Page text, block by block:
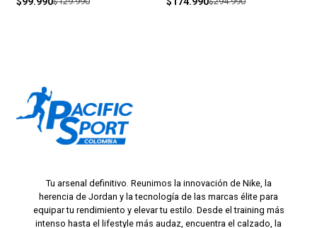
Tu arsenal definitivo. Reunimos la innovación de Nike, la
herencia de Jordan y la tecnología de las marcas élite para
equipar tu rendimiento y elevar tu estilo. Desde el training más
intenso hasta el lifestyle más audaz, encuentra el calzado, la